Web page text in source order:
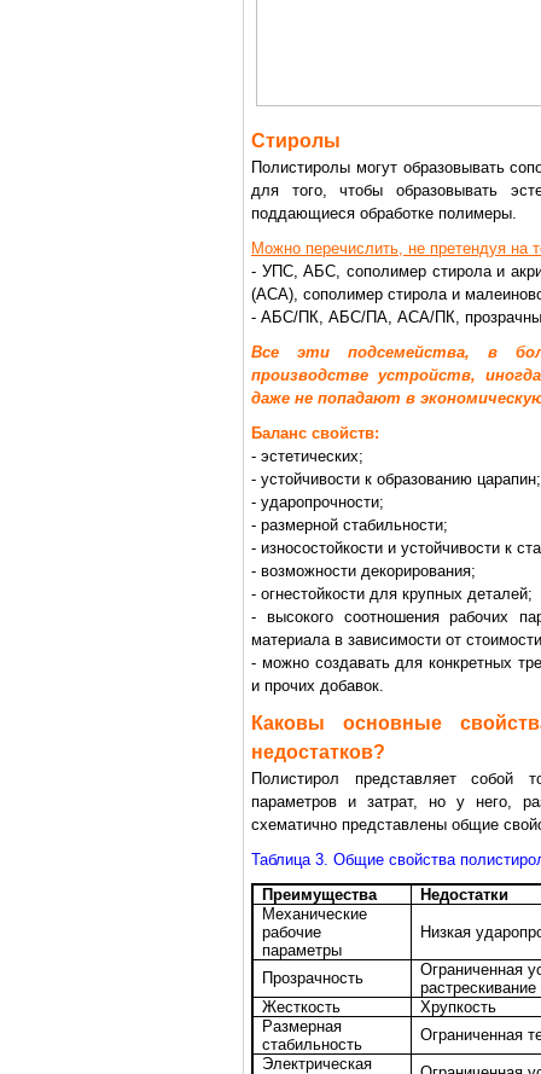
Стиролы
Полистиролы могут образовывать
для того, чтобы образовывать
поддающиеся обработке полимеры.
Можно перечислить, не претендуя на
- УПС, АБС, сополимер стирола и
(АСА), сополимер стирола и
- АБС/ПК, АБС/ПА, АСА/ПК,
Все эти подсемейства, в
производстве устройств,
даже не попадают в
Баланс свойств:
- эстетических;
- устойчивости к образованию царапин;
- ударопрочности;
- размерной стабильности;
- износостойкости и устойчивости к
- возможности декорирования;
- огнестойкости для крупных деталей;
- высокого соотношения рабочих
материала в зависимости от
- можно создавать для конкретных
и прочих добавок.
Каковы основные
недостатков?
Полистирол представляет собой
параметров и затрат, но у него,
схематично представлены общие
Таблица 3. Общие свойства
Преимущества
Недостатки
Механические
рабочие
параметры
Низкая
Прозрачность
Ограниченная
Жесткость
Хрупкость
Размерная
стабильность
Ограниченная
Электрическая